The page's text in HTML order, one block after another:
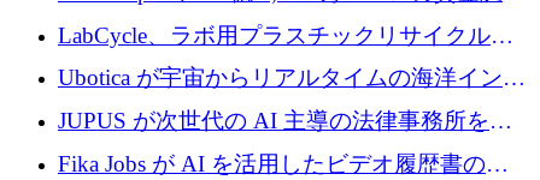
でエンタープライズ ソフトウェアの開発を倍
LabCycle、ラボ用プラスチックリサイクルシ
ステムを商業化し、焼却廃棄物を削減するた
めに43万ポンドを確保
Ubotica が宇宙からリアルタイムの海洋インテ
リジェンスを拡張するために 1,100 万ドルを
JUPUS が次世代の AI 主導の法律事務所を強
化するために 1,300 万ユーロを調達
Fika Jobs が AI を活用したビデオ履歴書のた